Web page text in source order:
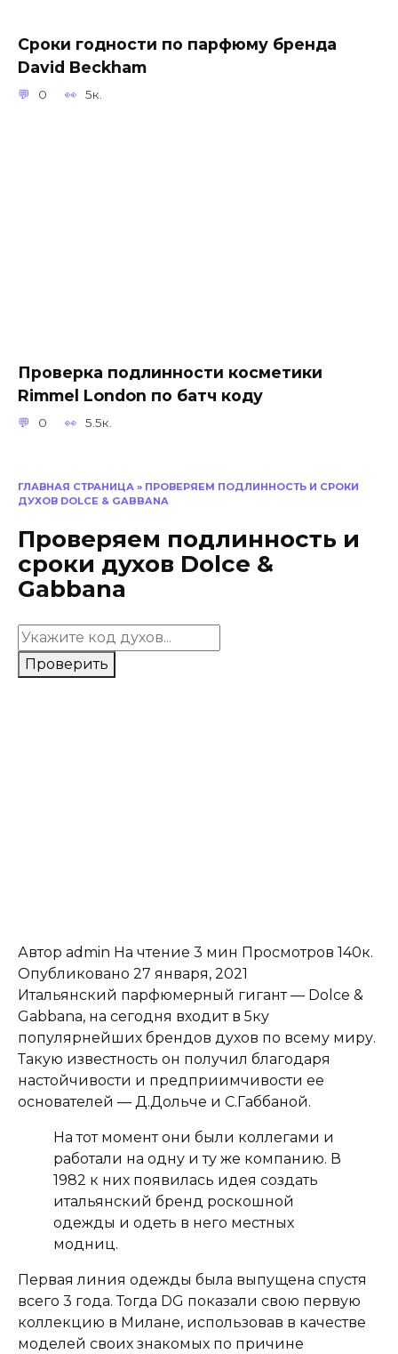
ГЛАВНАЯ СТРАНИЦА » ПРОВЕРЯЕМ ПОДЛИННОСТЬ И СРОКИ
ДУХОВ DOLCE & GABBANA
Проверяем подлинность и
сроки духов Dolce &
Gabbana
Проверить
Автор admin На чтение 3 мин Просмотров 140к.
Опубликовано 27 января, 2021
Итальянский парфюмерный гигант — Dolce &
Gabbana, на сегодня входит в 5ку
популярнейших брендов духов по всему миру.
Такую известность он получил благодаря
настойчивости и предприимчивости ее
основателей — Д.Дольче и С.Габбаной.
На тот момент они были коллегами и
работали на одну и ту же компанию. В
1982 к них появилась идея создать
итальянский бренд роскошной
одежды и одеть в него местных
модниц.
Первая линия одежды была выпущена спустя
всего 3 года. Тогда DG показали свою первую
коллекцию в Милане, использовав в качестве
моделей своих знакомых по причине
Сроки годности по парфюму бренда
David Beckham
0 5к.
Проверка подлинности косметики
Rimmel London по батч коду
0 5.5к.